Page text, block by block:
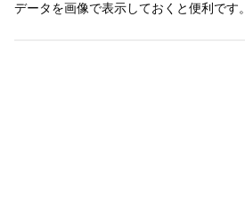
データを画像で表示しておくと便利です。